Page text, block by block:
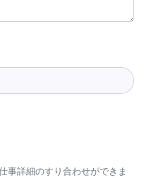
事詳細のすり合わせができま